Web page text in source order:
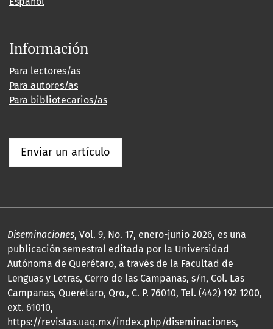
Información
Para lectores/as
Para autores/as
Para bibliotecarios/as
Enviar un artículo
Diseminaciones, Vol. 9, No. 17, enero-junio 2026, es una
publicación semestral editada por la Universidad
Autónoma de Querétaro, a través de la Facultad de
Lenguas y Letras, Cerro de las Campanas, s/n, Col. Las
Campanas, Querétaro, Qro., C. P. 76010, Tel. (442) 192 1200,
ext. 61010,
https://revistas.uaq.mx/index.php/diseminaciones,